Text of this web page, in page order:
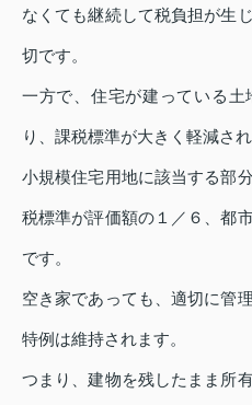
なくても継続して税負担が生
切です。
一方で、住宅が建っている
り、課税標準が大きく軽減され
小規模住宅用地に該当する部
税標準が評価額の１／６、都
です。
空き家であっても、適切に管
特例は維持されます。
つまり、建物を残したまま所